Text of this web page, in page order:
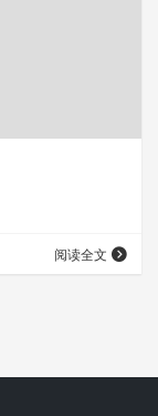
阅读全文